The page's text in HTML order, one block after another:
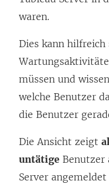
waren.
Dies kann hilfreich
müssen und
welche Benutzer
die Benutzer
Die Ansicht zeigt
untätige Benutzer
Server angemeldet